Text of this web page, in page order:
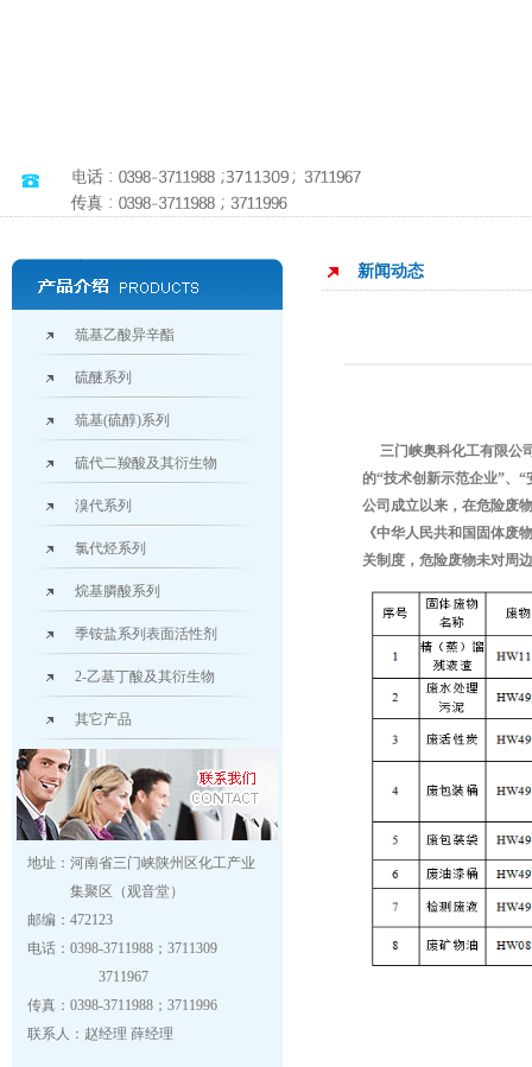
巯基乙酸异辛酯
硫醚系列
巯基(硫醇)系列
硫代二羧酸及其衍生物
溴代系列
氯代烃系列
烷基膦酸系列
季铵盐系列表面活性剂
2-乙基丁酸及其衍生物
其它产品
地址：河南省三门峡陕州区化工产业
集聚区（观音堂）
邮编：472123
电话：0398-3711988；3711309
3711967
传真：0398-3711988；3711996
联系人：赵经理 薛经理
新闻动态
三门峡奥科化工有限公
的“技术创新示范企业”、
公司成立以来，在危险废
《中华人民共和国固体废
关制度，危险废物未对周